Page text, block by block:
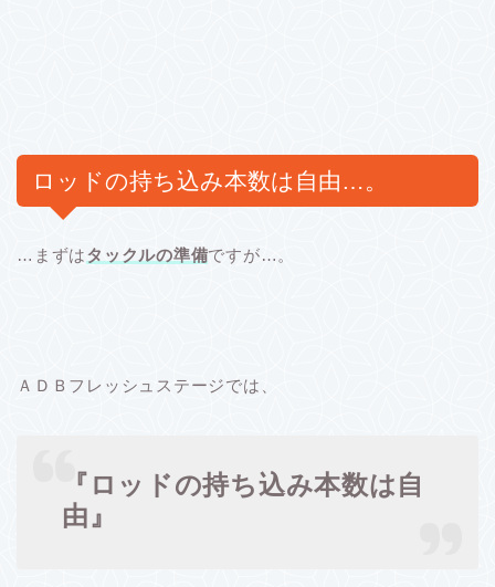
ロッドの持ち込み本数は自由…。
…まずはタックルの準備ですが…。
ＡＤＢフレッシュステージでは、
『ロッドの持ち込み本数は自
由』